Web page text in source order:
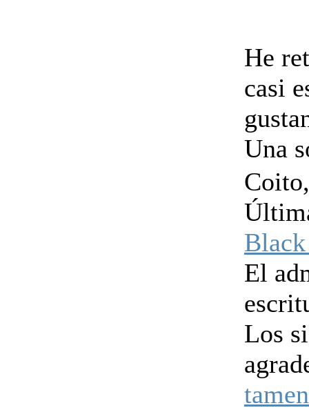
He
casi
Una
El
Los